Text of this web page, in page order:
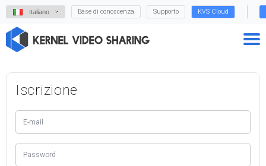
Italiano Base di conoscenza Supporto KVS Cloud
Iscrizione